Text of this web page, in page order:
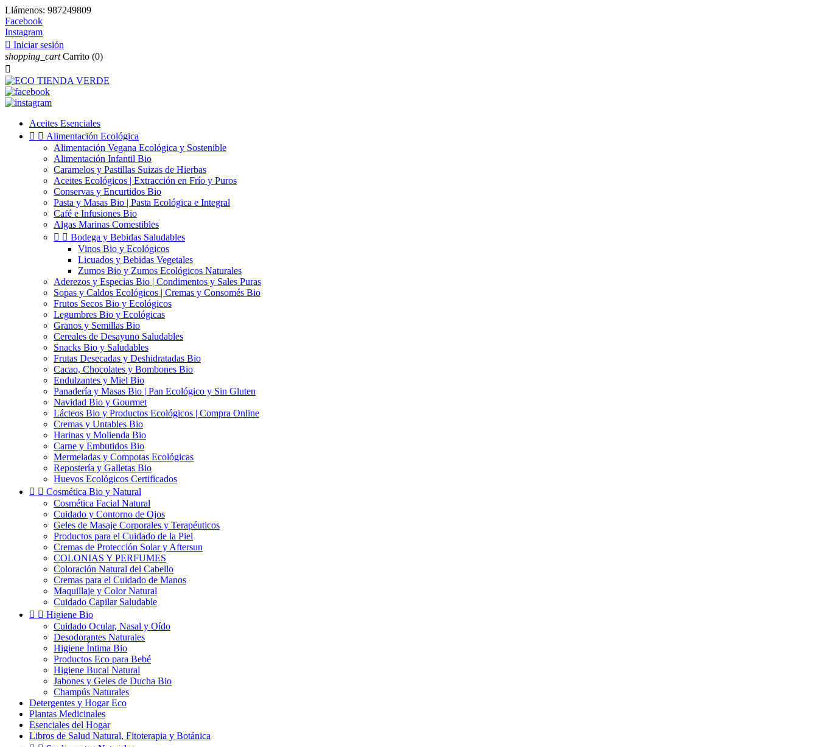
Llámenos: 987249809
Facebook
Instagram
 Iniciar sesión
shopping_cart Carrito (0)

Aceites Esenciales
  Alimentación Ecológica
Alimentación Vegana Ecológica y Sostenible
Alimentación Infantil Bio
Caramelos y Pastillas Suizas de Hierbas
Aceites Ecológicos | Extracción en Frío y Puros
Conservas y Encurtidos Bio
Pasta y Masas Bio | Pasta Ecológica e Integral
Café e Infusiones Bio
Algas Marinas Comestibles
  Bodega y Bebidas Saludables
Vinos Bio y Ecológicos
Licuados y Bebidas Vegetales
Zumos Bio y Zumos Ecológicos Naturales
Aderezos y Especias Bio | Condimentos y Sales Puras
Sopas y Caldos Ecológicos | Cremas y Consomés Bio
Frutos Secos Bio y Ecológicos
Legumbres Bio y Ecológicas
Granos y Semillas Bio
Cereales de Desayuno Saludables
Snacks Bio y Saludables
Frutas Desecadas y Deshidratadas Bio
Cacao, Chocolates y Bombones Bio
Endulzantes y Miel Bio
Panadería y Masas Bio | Pan Ecológico y Sin Gluten
Navidad Bio y Gourmet
Lácteos Bio y Productos Ecológicos | Compra Online
Cremas y Untables Bio
Harinas y Molienda Bio
Carne y Embutidos Bio
Mermeladas y Compotas Ecológicas
Repostería y Galletas Bio
Huevos Ecológicos Certificados
  Cosmética Bio y Natural
Cosmética Facial Natural
Cuidado y Contorno de Ojos
Geles de Masaje Corporales y Terapéuticos
Productos para el Cuidado de la Piel
Cremas de Protección Solar y Aftersun
COLONIAS Y PERFUMES
Coloración Natural del Cabello
Cremas para el Cuidado de Manos
Maquillaje y Color Natural
Cuidado Capilar Saludable
  Higiene Bio
Cuidado Ocular, Nasal y Oído
Desodorantes Naturales
Higiene Íntima Bio
Productos Eco para Bebé
Higiene Bucal Natural
Jabones y Geles de Ducha Bio
Champús Naturales
Detergentes y Hogar Eco
Plantas Medicinales
Esenciales del Hogar
Libros de Salud Natural, Fitoterapia y Botánica